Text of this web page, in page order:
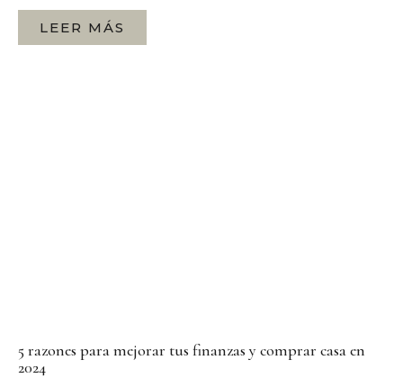
LEER MÁS
5 razones para mejorar tus finanzas y comprar casa en
2024